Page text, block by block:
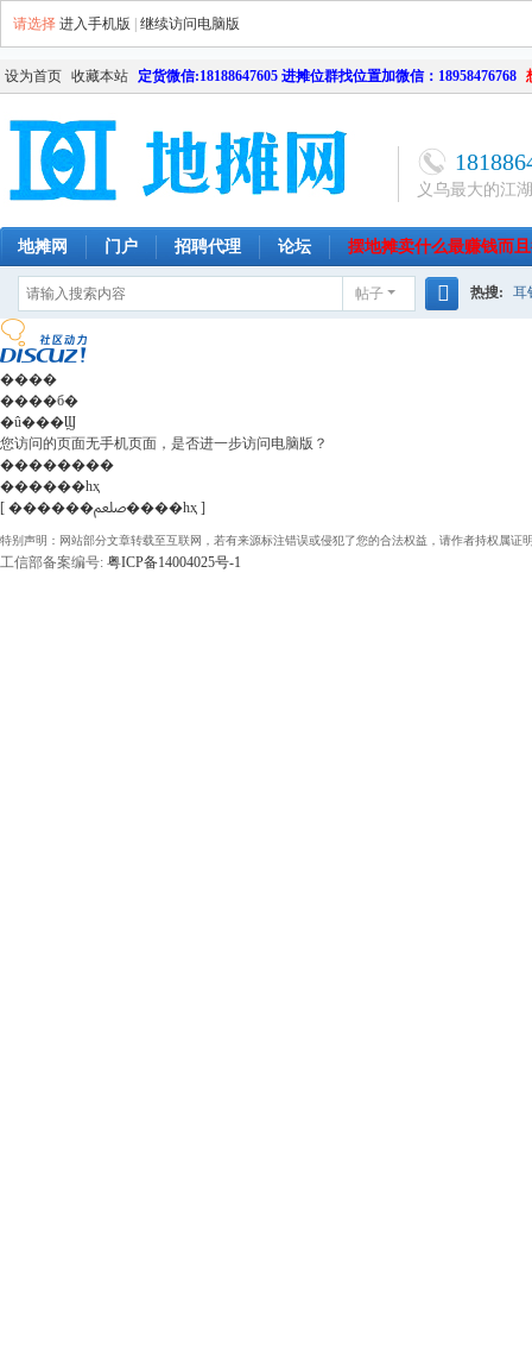
请选择 进入手机版 继续访问电脑版
设为首页 收藏本站 定货微信:18188647605 进摊位群找位置加微信：18958476768
义乌最大的江
地摊网 门户 招聘代理 论坛 摆地摊卖什么最赚钱而
南昌
帖子 热搜: 耳
����
����б�
�û���Ϣ
您访问的页面无手机页面，是否进一步访问电脑版？
��������
������һҳ
[ ������ﷵ����һҳ ]
特别声明：网站部分文章转载至互联网，若有来源标注错误或侵犯了您的合法权益，请作者持权属证
工信部备案编号: 粤ICP备14004025号-1